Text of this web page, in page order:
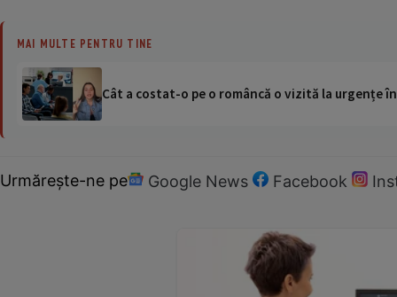
MAI MULTE PENTRU TINE
Cât a costat-o pe o româncă o vizită la urgențe
Urmărește-ne pe Google News Facebook